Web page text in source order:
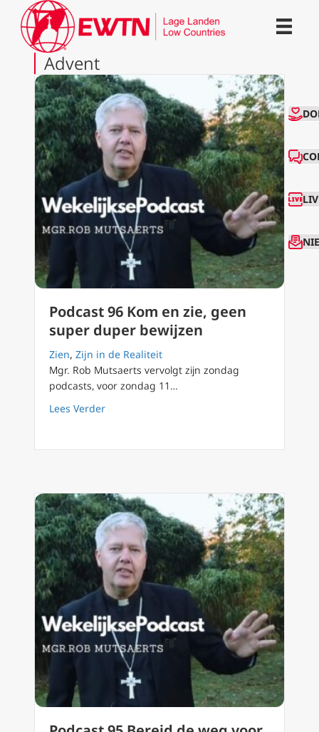
Advent
Podcast 96 Kom en zie, geen
super duper bewijzen
Zien, Zijn in de Realiteit
Mgr. Rob Mutsaerts vervolgt zijn zondag
podcasts, voor zondag 11…
Lees Verderabout Podcast 96 Kom en zie, geen super